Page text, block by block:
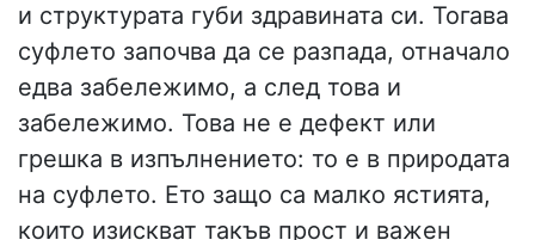
и структурата губи здравината си. Тогава
суфлето започва да се разпада, отначало
едва забележимо, а след това и
забележимо. Това не е дефект или
грешка в изпълнението: то е в природата
на суфлето. Ето защо са малко ястията,
които изискват такъв прост и важен